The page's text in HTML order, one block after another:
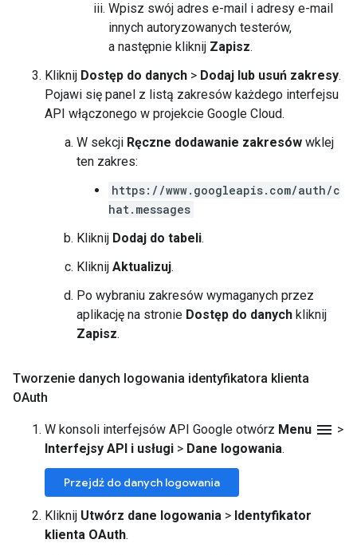
Wpisz swój adres e-mail i adresy e-mail
innych autoryzowanych testerów,
a następnie kliknij Zapisz.
Kliknij Dostęp do danych > Dodaj lub usuń zakresy.
Pojawi się panel z listą zakresów każdego interfejsu
API włączonego w projekcie Google Cloud.
W sekcji Ręczne dodawanie zakresów wklej
ten zakres:
https://www.googleapis.com/auth/c
hat.messages
Kliknij Dodaj do tabeli.
Kliknij Aktualizuj.
Po wybraniu zakresów wymaganych przez
aplikację na stronie Dostęp do danych kliknij
Zapisz.
Tworzenie danych logowania identyfikatora klienta
OAuth
W konsoli interfejsów API Google otwórz Menu menu >
Interfejsy API i usługi > Dane logowania.
Przejdź do danych logowania
Kliknij Utwórz dane logowania > Identyfikator
klienta OAuth.